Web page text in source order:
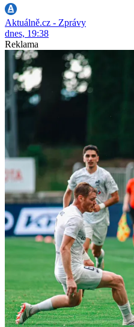
Aktuálně.cz - Zprávy
dnes, 19:38
Reklama